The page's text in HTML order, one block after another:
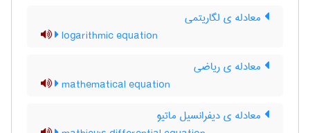
معادله ی لگاریتمی
logarithmic equation
معادله ی ریاضی
mathematical equation
معادله ی دیفرانسیل ماتیو